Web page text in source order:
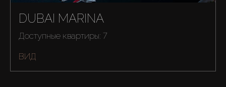
DUBAI MARINA
Доступные квартиры: 7
ВИД